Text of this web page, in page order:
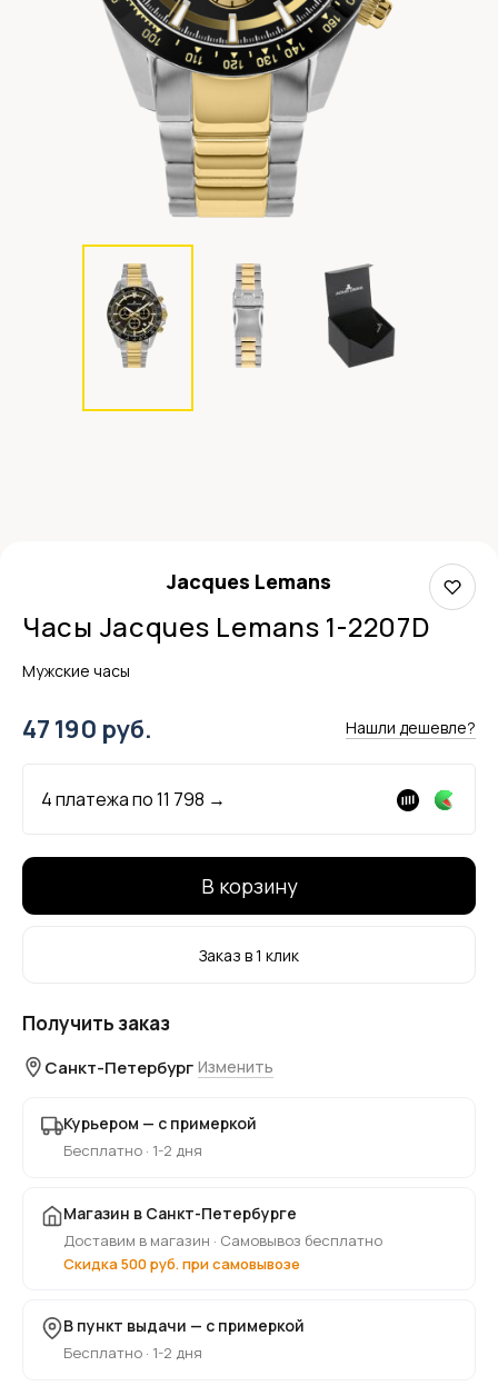
Jacques Lemans
Часы Jacques Lemans 1-2207D
Мужские часы
47 190 руб. Нашли дешевле?
4 платежа по11 798 →
В корзину
Заказ в 1 клик
Получить заказ
Санкт-Петербург Изменить
Курьером — с примеркой
Бесплатно · 1-2 дня
Магазин в Санкт-Петербурге
Доставим в магазин · Самовывоз бесплатно
Скидка 500 руб. при самовывозе
В пункт выдачи — с примеркой
Бесплатно · 1-2 дня